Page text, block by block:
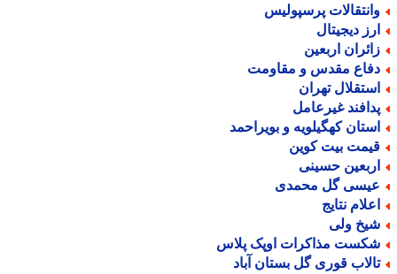
پرسپولیس
دیجیتال
اربعین
مقدس و مقاومت
تهران
غیرعامل
کهگیلویه و بویراحمد
بیت کوین
حسینی
گل محمدی
نتایج
ولی
مذاکرات اوپک پلاس
قوری گل بستان آباد